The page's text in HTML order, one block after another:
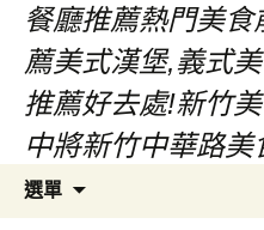
餐廳推薦熱門美
薦美式漢堡,義式
推薦好去處!新竹
中將新竹中華路
選單